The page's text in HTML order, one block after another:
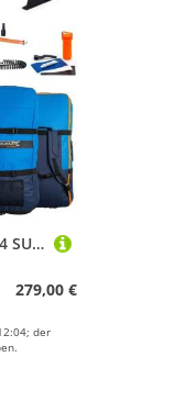
SUP-Board STX Cruiser 10.4 SUP Board Set Aufblasbar inkl. Paddel Pumpe Tasche
279,00 €
der